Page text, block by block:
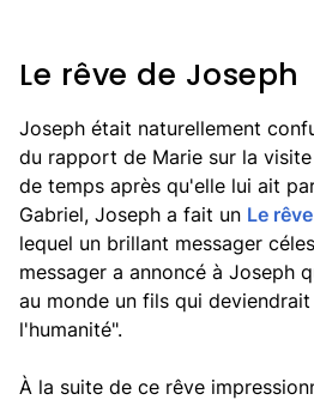
Le rêve de Joseph
Joseph était naturellement
du rapport de Marie sur la
de temps après qu'elle lui ait
Gabriel, Joseph a fait un Le
lequel un brillant messager
messager a annoncé à Joseph
au monde un fils qui
l'humanité".
À la suite de ce rêve